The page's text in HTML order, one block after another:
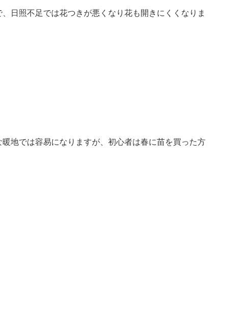
日照不足では花つきが悪くなり花も開きにくくなりま
地では容易になりますが、初心者は春に苗を買った方